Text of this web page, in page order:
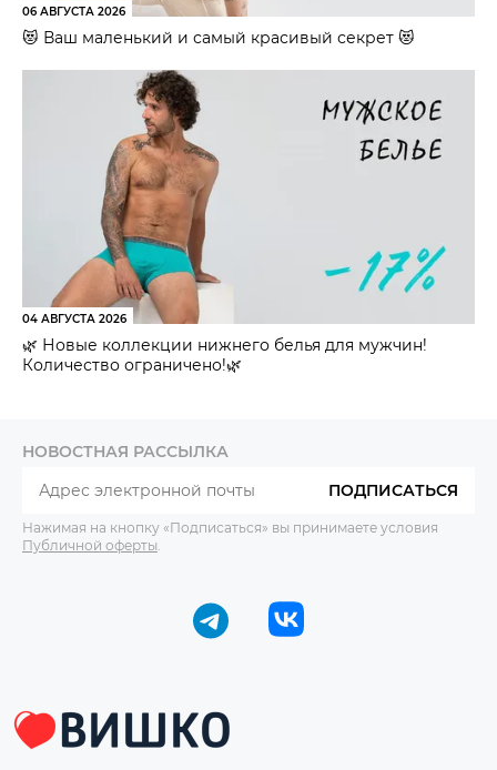
06 АВГУСТА 2026
😻 Ваш маленький и самый красивый секрет 😻
04 АВГУСТА 2026
🌿 Новые коллекции нижнего белья для мужчин!
Количество ограничено!🌿
НОВОСТНАЯ РАССЫЛКА
ПОДПИСАТЬСЯ
Нажимая на кнопку «Подписаться» вы принимаете условия
Публичной оферты